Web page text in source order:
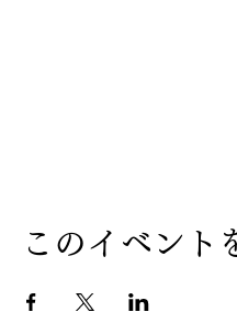
このイベント